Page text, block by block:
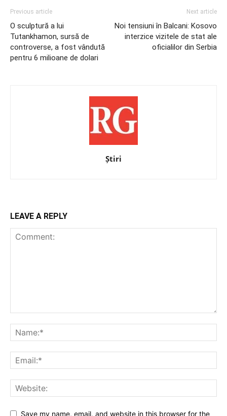
Previous article
O sculptură a lui
Tutankhamon, sursă de
controverse, a fost vândută
pentru 6 milioane de dolari
Next article
Noi tensiuni în Balcani: Kosovo
interzice vizitele de stat ale
oficialilor din Serbia
Știri
LEAVE A REPLY
Save my name, email, and website in this browser for the